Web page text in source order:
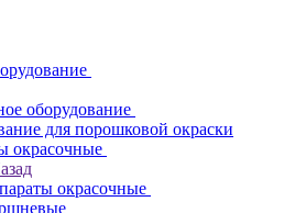
оборудование
для порошковой окраски
окрасочные
окрасочные